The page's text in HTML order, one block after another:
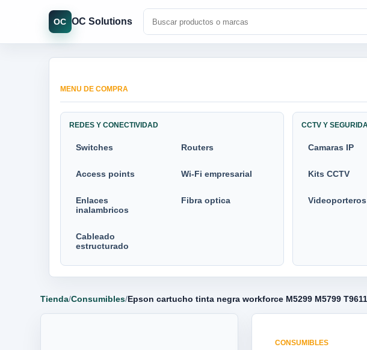
OC OC Solutions
MENU DE COMPRA
REDES Y CONECTIVIDAD
Switches Routers
Access points Wi-Fi empresarial
Enlaces
inalambricos
Fibra optica
Cableado
estructurado
CCTV Y
Camaras IP
Kits CCTV
Videoporteros
Tienda/Consumibles/Epson cartucho tinta negra workforce M5299 M5799
CONSUMIBLES